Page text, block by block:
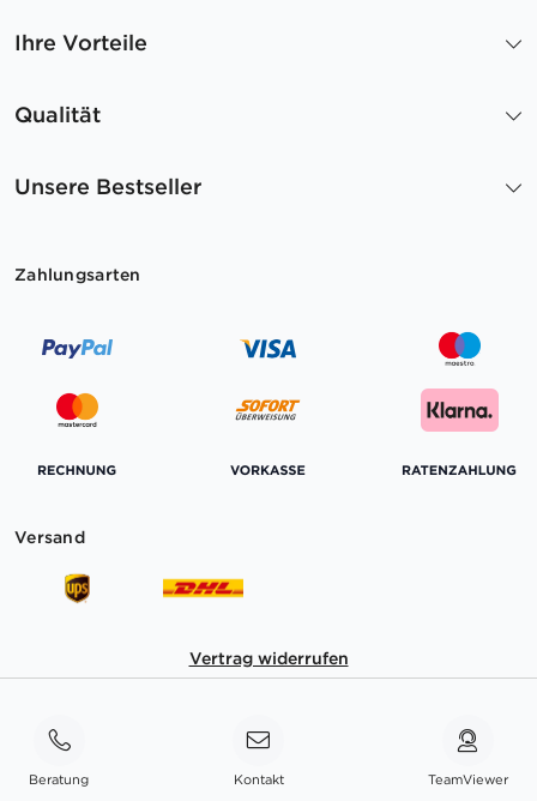
Ihre Vorteile
Qualität
Unsere Bestseller
Zahlungsarten
Versand
Vertrag widerrufen
Beratung Kontakt TeamViewer